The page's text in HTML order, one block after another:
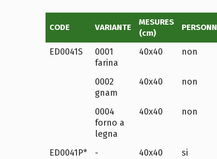
CODE VARIANTE
MESURES
(cm)
ED0041S
0001
farina
40x40 non
0002
gnam
40x40 non
0004
forno a
legna
40x40 non
ED0041P* - 40x40
si